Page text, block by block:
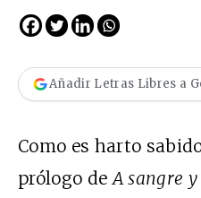
Añadir Letras Libres a
Como es harto
prólogo de A sangre